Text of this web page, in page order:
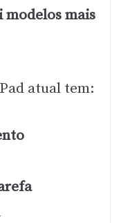
modelos mais
atual tem: